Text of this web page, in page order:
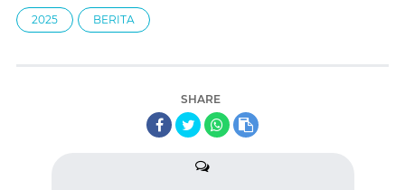
2025 BERITA
SHARE